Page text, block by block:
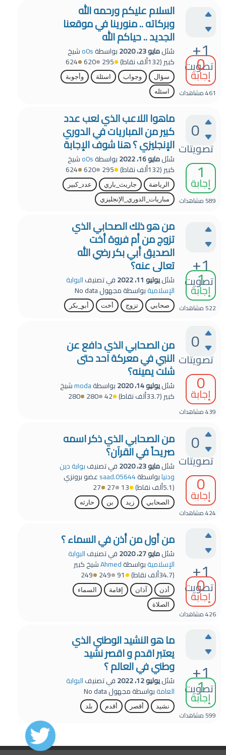
+1
تصويت
0
إجابة
461مشاهدات
السلام عليكم ورحمه الله
وبركاته .. منورينا في موقعنا
الجديد .. حياكم الله
سُئلمايو 23، 2020 بواسطةo0sشيخ
كبير(132ألف نقاط) 295
620
624
سؤال وجواب اسئلة
وأجوبة
اسئله
0
تصويتات
1
إجابة
589مشاهدات
ماهوا اللاعب الذي لعب عدد
كبير من المباريات في الدوري
الإنجليزي ؟ هنا شوف الإجابة
سُئلمايو 16، 2022 بواسطةo0sشيخ
كبير(132ألف نقاط) 295
620
624
الرياضة جاريث_باري
عدد_كبير
مباريات_الدوري_الإنجليزي
+1
تصويت
1
إجابة
522مشاهدات
من هو ذلك الصحابي الذي
تزوج من أم فروة أخت
الصديق أبي بكر رضي الله
تعالى عنه؟
سُئليوليو 11، 2022 في تصنيفالبوابة
الإسلاميةبواسطةمجهولNo data
صحابي تزوج أخت أبو_بكر
0
تصويتات
0
إجابة
439مشاهدات
من الصحابي الذي دافع عن
النبي في معركة احد حتى
شلت يمينه؟
سُئليوليو 14، 2020 بواسطةmodaشيخ
كبير(33.7ألف نقاط) 42
280
280
0
تصويتات
0
إجابة
424مشاهدات
من الصحابي الذي ذكر اسمه
صريحاً في القرآن؟
سُئلمايو 23، 2020 في تصنيفبوابة دين
ودنيابواسطةsaad.05644عضو برونزي
(5.1ألف نقاط) 13
27
27
الصحابي زيد بن حارثه
+1
تصويت
0
إجابة
426مشاهدات
من أول من أذن في السماء ؟
سُئلمايو 27، 2020 في تصنيفالبوابة
الإسلاميةبواسطةAhmedشيخ كبير
(34.7ألف نقاط) 91
249
249
أذن آذان إقامة
السماء
الصلاة
+1
تصويت
1
إجابة
599مشاهدات
ما هو النشيد الوطني الذي
يعتبر اقدم و اقصر نشيد
وطني في العالم ؟
سُئليوليو 12، 2022 في تصنيفالبوابة
العامةبواسطةمجهولNo data
نشيد أقصر أقدم بلد